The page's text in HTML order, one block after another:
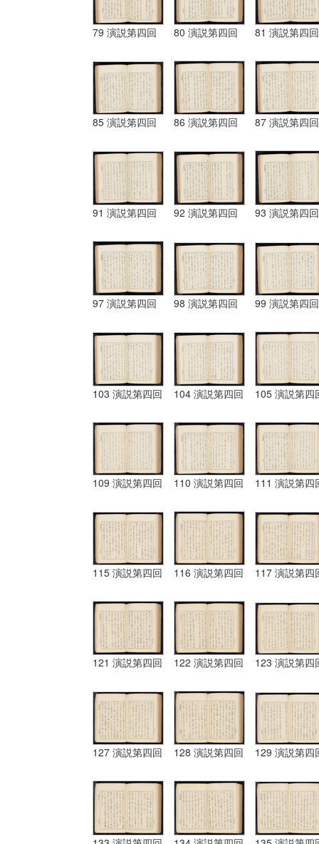
79 演説第四回 80 演説第四回 81 演説第四回
85 演説第四回 86 演説第四回 87 演説第四回
91 演説第四回 92 演説第四回 93 演説第四回
97 演説第四回 98 演説第四回 99 演説第四回
103 演説第四回 104 演説第四回 105 演説第四
109 演説第四回 110 演説第四回 111 演説第四
115 演説第四回 116 演説第四回 117 演説第四
121 演説第四回 122 演説第四回 123 演説第四
127 演説第四回 128 演説第四回 129 演説第四